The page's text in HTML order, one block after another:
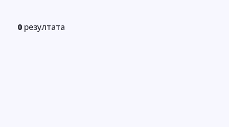
0 резултата